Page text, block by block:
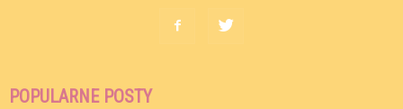
POPULARNE POSTY